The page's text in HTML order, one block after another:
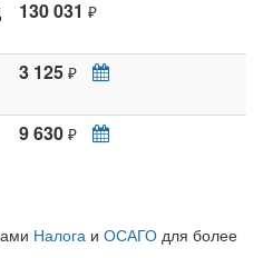
130 031 ₽
3 125 ₽
9 630 ₽
Налога и ОСАГО для более